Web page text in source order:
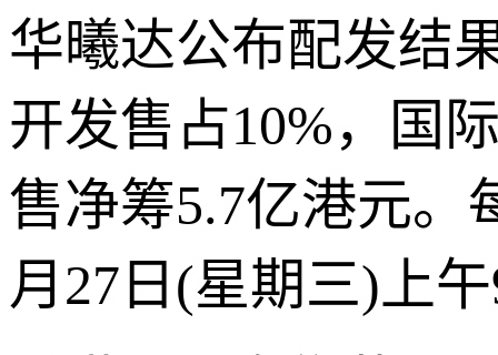
华曦达公布配发结
开发售占10%，国
售净筹5.7亿港元。
月27日(星期三)上